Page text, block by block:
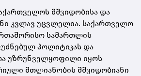
მშვიდობისა და
კვლავ უცვლელია. საქართველო
სამართლის
პოლიტიკას და
უზრუნველყოფილი იყოს
მთლიანობის მშვიდობიანი